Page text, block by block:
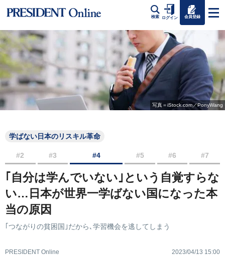
検索 ログイン 会員登録
写真＝iStock.com／PonyWang
学ばない日本のリスキル革命
#2 #3 #4 #5 #6 #7
｢自分は学んでいない｣という自覚すらな
い…日本が世界一学ばない国になった本
当の原因
｢つながりの貧困国｣だから､学習機会を逃してしまう
PRESIDENT Online 2023/04/13 15:00